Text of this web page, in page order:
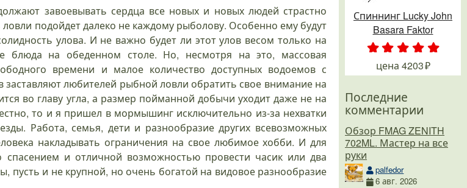
завоевывать сердца все новых и новых людей страстно
подойдет далеко не каждому рыболову. Особенно ему будут
улова. И не важно будет ли этот улов весом только на
блюда на обеденном столе. Но, несмотря на это, массовая
времени и малое количество доступных водоемов с
любителей рыбной ловли обратить свое внимание на
во главу угла, а размер пойманной добычи уходит даже не на
то и я пришел в мормышинг исключительно из-за нехватки
Работа, семья, дети и разнообразие других всевозможных
накладывать ограничения на свое любимое хобби. И для
и отличной возможностью провести часик или два
пусть и не крупной, но очень богатой на видовое разнообразие
Спиннинг Lucky John
Basara Faktor
. . .
цена 4203
Последние
комментарии
Обзор FMAG ZENITH
702ML. Мастер на все
руки
palfedor
6 авг. 2026